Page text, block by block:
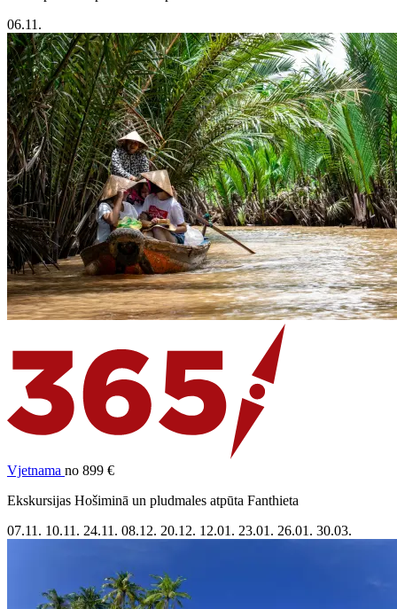
06.11.
Vjetnama no 899 €
Ekskursijas Hošiminā un pludmales atpūta Fanthieta
07.11. 10.11. 24.11. 08.12. 20.12. 12.01. 23.01. 26.01. 30.03.